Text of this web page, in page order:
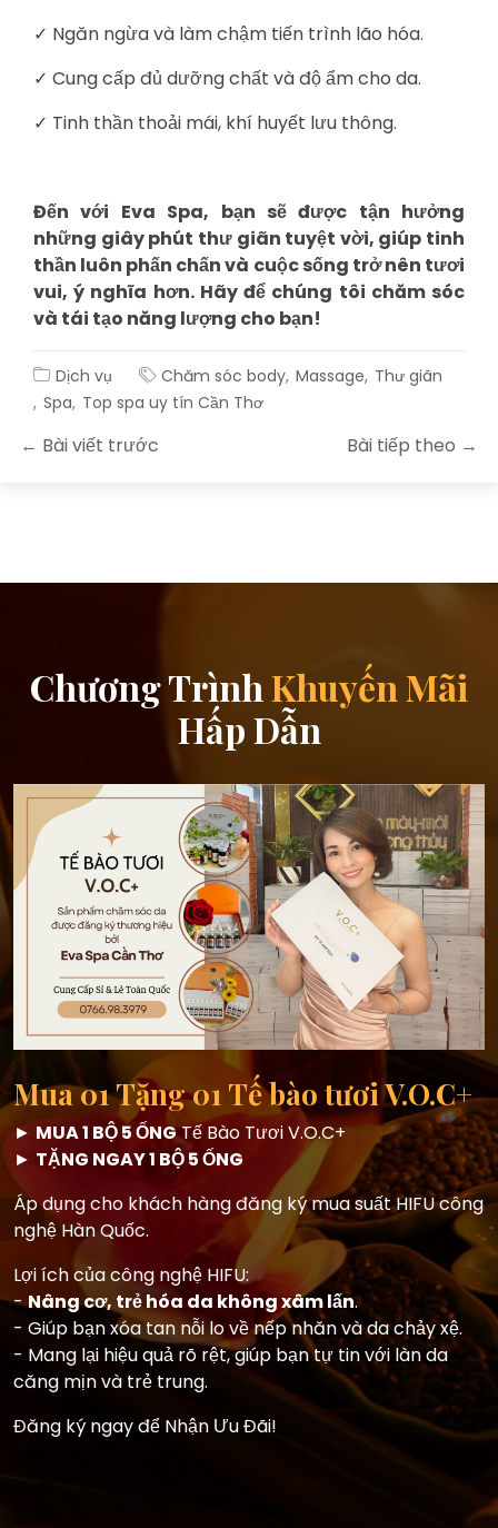
✓ Ngăn ngừa và làm chậm tiến trình lão hóa.
✓ Cung cấp đủ dưỡng chất và độ ẩm cho da.
✓ Tinh thần thoải mái, khí huyết lưu thông.
Đến với Eva Spa, bạn sẽ được tận hưởng
những giây phút thư giãn tuyệt vời, giúp tinh
thần luôn phấn chấn và cuộc sống trở nên tươi
vui, ý nghĩa hơn. Hãy để chúng tôi chăm sóc
và tái tạo năng lượng cho bạn!
Dịch vụ Chăm sóc body Massage Thư giãn
Spa Top spa uy tín Cần Thơ
← Bài viết trước Bài tiếp theo →
Chương TrìnhKhuyến Mãi
Hấp Dẫn
Mua 01 Tặng 01 Tế bào tươi V.O.C+
► MUA 1 BỘ 5 ỐNGTế Bào Tươi V.O.C+
► TẶNG NGAY 1 BỘ 5 ỐNG
Áp dụng cho khách hàng đăng ký mua suất HIFU công
nghệ Hàn Quốc.
Lợi ích của công nghệ HIFU:
-Nâng cơ, trẻ hóa da không xâm lấn.
- Giúp bạn xóa tan nỗi lo về nếp nhăn và da chảy xệ.
- Mang lại hiệu quả rõ rệt, giúp bạn tự tin với làn da
căng mịn và trẻ trung.
Đăng ký ngay để Nhận Ưu Đãi!